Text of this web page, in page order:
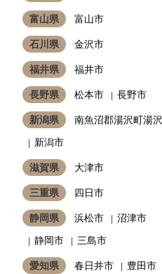
富山県 富山市
石川県 金沢市
福井県 福井市
長野県 松本市 長野市
新潟県
南魚沼郡湯沢町湯沢
新潟市
滋賀県 大津市
三重県 四日市
静岡県 浜松市
沼津市
静岡市
三島市
愛知県 春日井市
豊田市